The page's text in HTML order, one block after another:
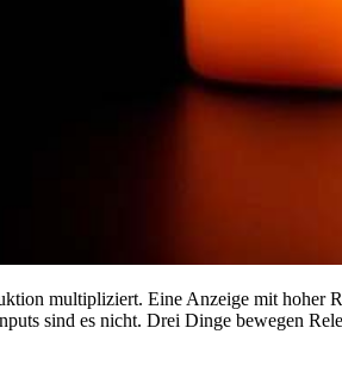
multipliziert. Eine Anzeige mit hoher
sind es nicht. Drei Dinge bewegen